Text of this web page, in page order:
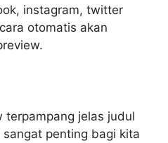
instagram, twitter
otomatis akan
terpampang jelas judul
penting bagi kita